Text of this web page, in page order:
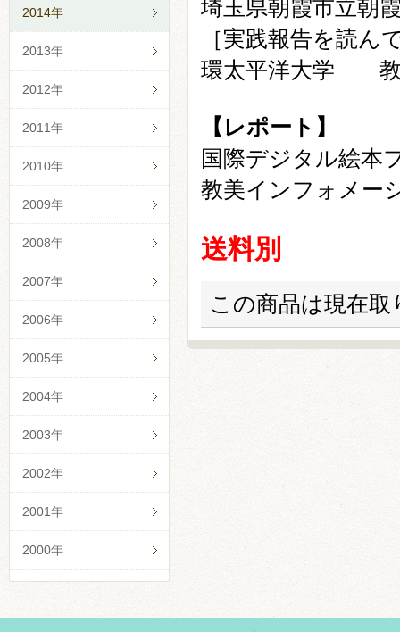
埼玉県朝霞市立
［実践報告を読ん
環太平洋大学
【レポート】
国際デジタル絵本
教美インフォメー
送料別
この商品は現在
2014年
2013年
2012年
2011年
2010年
2009年
2008年
2007年
2006年
2005年
2004年
2003年
2002年
2001年
2000年